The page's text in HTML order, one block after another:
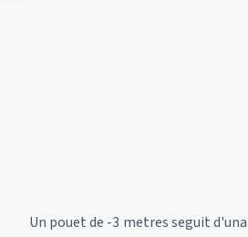
Un pouet de -3 metres seguit